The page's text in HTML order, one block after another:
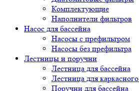
Комплектующие
Наполнители фильтров
Насос для бассейна
Насосы с префильтром
Насосы без префильтра
Лестницы и поручни
Лестница для бассейна
Лестница для
Поручни для бассейна